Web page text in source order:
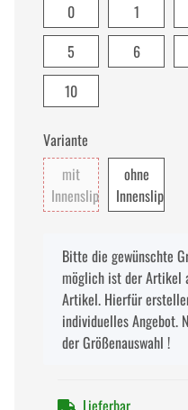
0
1
5
6
10
Variante
mit
Innenslip
ohne
Innenslip
xBitte die gewünschte
möglich ist der Artikel
Artikel. Hierfür
individuelles Angebot.
der Größenauswahl !